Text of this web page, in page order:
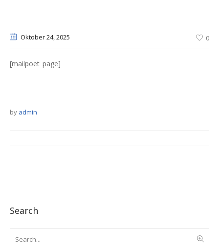
Oktober 24, 2025 0
[mailpoet_page]
by admin
Search